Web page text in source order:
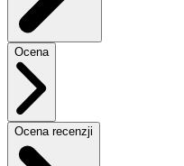
Ocena
Ocena recenzji